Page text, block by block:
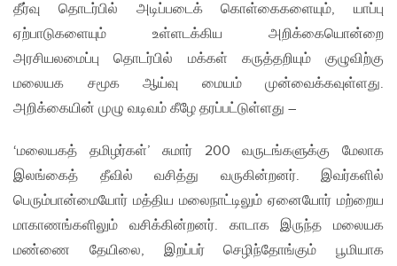
தீர்வு தொடர்பில் அடிப்படைக் கொள்கைகளையும், யாப்பு
ஏற்பாடுகளையும் உள்ளடக்கிய அறிக்கையொன்றை
அரசியலமைப்பு தொடர்பில் மக்கள் கருத்தறியும் குழுவிற்கு
மலையக சமூக ஆய்வு மையம் முன்வைக்கவுள்ளது.
அறிக்கையின் முழு வடிவம் கீழே தரப்பட்டுள்ளது –
‘மலையகத் தமிழர்கள்’ சுமார் 200 வருடங்களுக்கு மேலாக
இலங்கைத் தீவில் வசித்து வருகின்றனர். இவர்களில்
பெரும்பான்மையோர் மத்திய மலைநாட்டிலும் ஏனையோர் மற்றைய
மாகாணங்களிலும் வசிக்கின்றனர். காடாக இருந்த மலையக
மண்ணை தேயிலை, இறப்பர் செழிந்தோங்கும் பூமியாக